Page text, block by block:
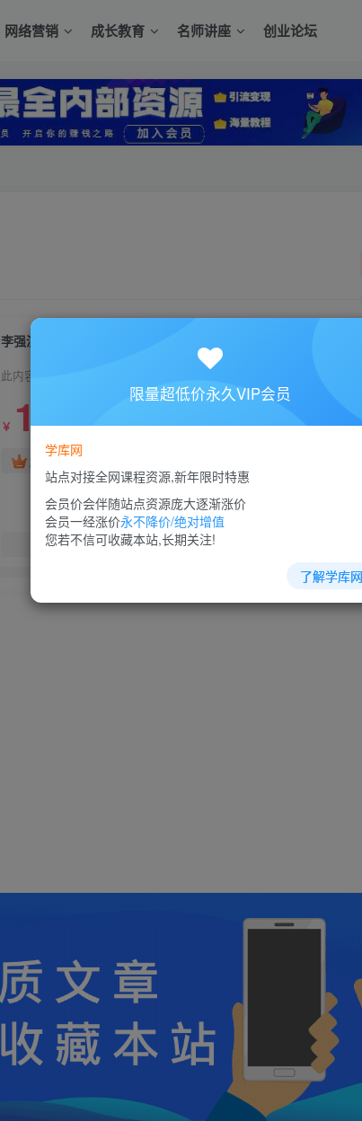
网络营销 成长教育 名师讲座 创业论坛
李强演讲视频-李强《巅峰销售与领导力》
此内容为付费资源，请付费后查看
￥ 10￥88
超级会员免费
您当前未登录！建议登陆后
限量超低价永久VIP会员
学库网
站点对接全网课程资源,新年限时特惠
会员价会伴随站点资源庞大逐渐涨价
会员一经涨价永不降价/绝对增值
您若不信可收藏本站,长期关注!
了解学库网